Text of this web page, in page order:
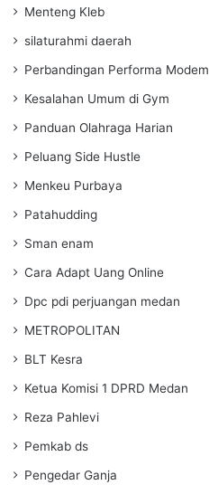
Menteng Kleb
silaturahmi daerah
Perbandingan Performa Modem
Kesalahan Umum di Gym
Panduan Olahraga Harian
Peluang Side Hustle
Menkeu Purbaya
Patahudding
Sman enam
Cara Adapt Uang Online
Dpc pdi perjuangan medan
METROPOLITAN
BLT Kesra
Ketua Komisi 1 DPRD Medan
Reza Pahlevi
Pemkab ds
Pengedar Ganja